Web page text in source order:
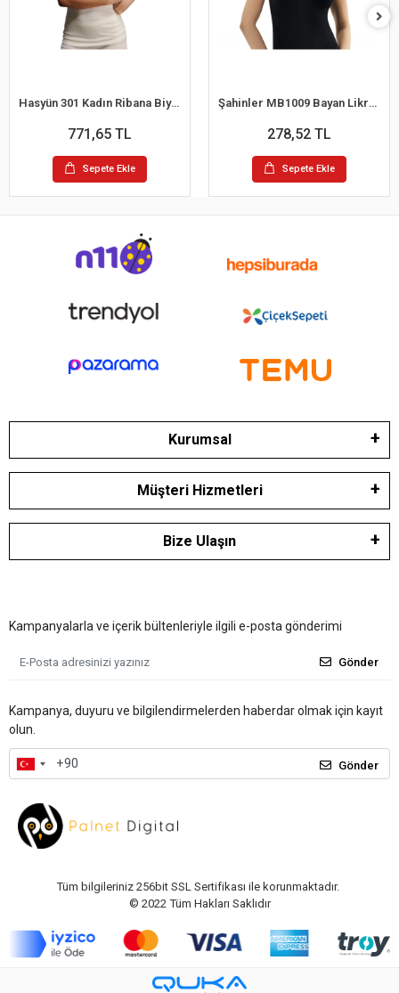
Hasyün 301 Kadın Ribana Biyeli Yün İp Askılı Atlet
771,65 TL
Sepete Ekle
Şahinler MB1009 Bayan Likralı Balıkcı Yaka Atlet
278,52 TL
Sepete Ekle
Kurumsal
Müşteri Hizmetleri
Bize Ulaşın
Kampanyalarla ve içerik bültenleriyle ilgili e-posta gönderimi
Gönder
Kampanya, duyuru ve bilgilendirmelerden haberdar olmak için kayıt
olun.
Gönder
Tüm bilgileriniz 256bit SSL Sertifikası ile korunmaktadır.
© 2022 Tüm Hakları Saklıdır